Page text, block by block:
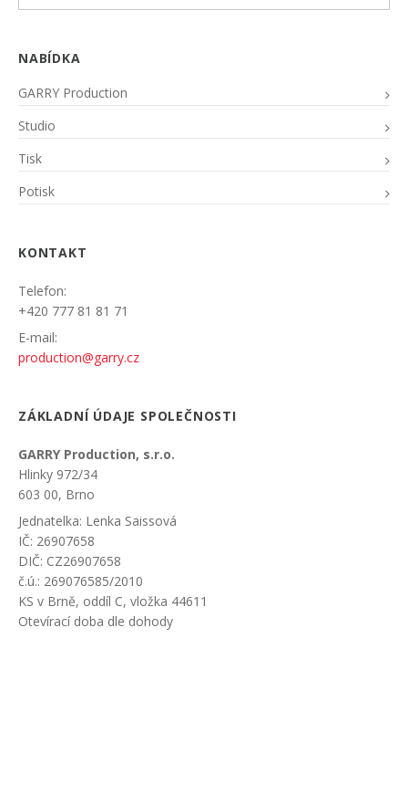
NABÍDKA
GARRY Production
Studio
Tisk
Potisk
KONTAKT
Telefon:
+420 777 81 81 71
E-mail:
production@garry.cz
ZÁKLADNÍ ÚDAJE SPOLEČNOSTI
GARRY Production, s.r.o.
Hlinky 972/34
603 00, Brno
Jednatelka: Lenka Saissová
IČ: 26907658
DIČ: CZ26907658
č.ú.: 269076585/2010
KS v Brně, oddíl C, vložka 44611
Otevírací doba dle dohody